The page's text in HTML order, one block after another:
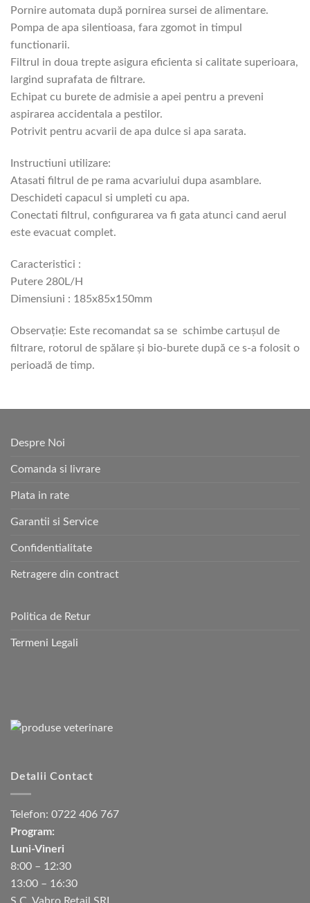
Pornire automata după pornirea sursei de alimentare.
Pompa de apa silentioasa, fara zgomot in timpul
functionarii.
Filtrul in doua trepte asigura eficienta si calitate superioara,
largind suprafata de filtrare.
Echipat cu burete de admisie a apei pentru a preveni
aspirarea accidentala a pestilor.
Potrivit pentru acvarii de apa dulce si apa sarata.
Instructiuni utilizare:
Atasati filtrul de pe rama acvariului dupa asamblare.
Deschideti capacul si umpleti cu apa.
Conectati filtrul, configurarea va fi gata atunci cand aerul
este evacuat complet.
Caracteristici :
Putere 280L/H
Dimensiuni : 185x85x150mm
Observație: Este recomandat sa se schimbe cartușul de
filtrare, rotorul de spălare și bio-burete după ce s-a folosit o
perioadă de timp.
Despre Noi
Comanda si livrare
Plata in rate
Garantii si Service
Confidentialitate
Retragere din contract
Politica de Retur
Termeni Legali
Detalii Contact
Telefon: 0722 406 767
Program:
Luni-Vineri
8:00 – 12:30
13:00 – 16:30
S.C. Vabro Retail SRL